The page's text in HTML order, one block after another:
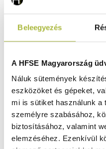
Beleegyezés
A HFSE Magyarország
Náluk sütemények
eszközöket és gépeket,
mi is sütiket használunk a
személyre szabásához,
biztosításához, valamint
elemzéséhez. Ezenkívül
240V/450W –
(